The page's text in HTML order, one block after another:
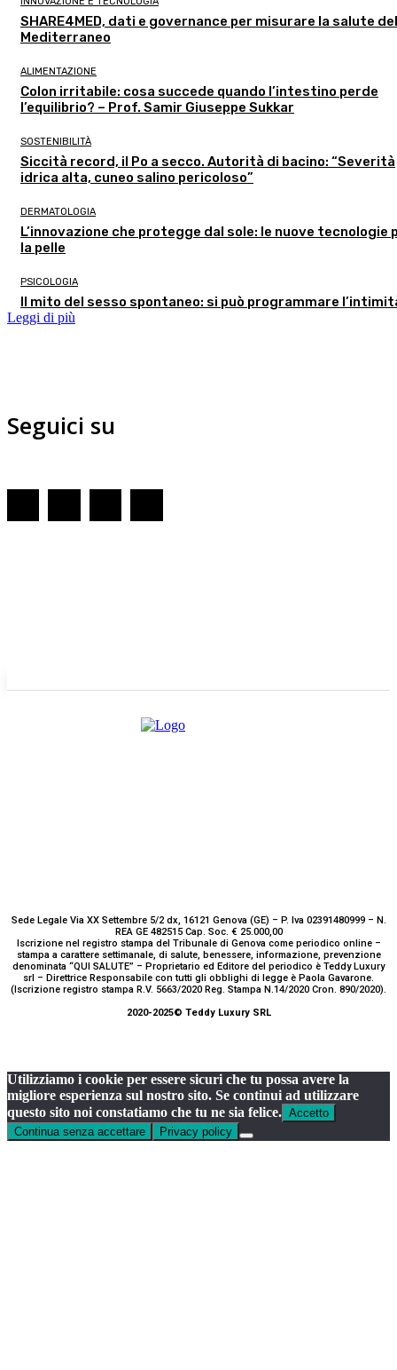
SHARE4MED, dati e governance per misurare la salute del
Mediterraneo
ALIMENTAZIONE
Colon irritabile: cosa succede quando l’intestino perde
l’equilibrio? – Prof. Samir Giuseppe Sukkar
SOSTENIBILITÀ
Siccità record, il Po a secco. Autorità di bacino: “Severità
idrica alta, cuneo salino pericoloso”
DERMATOLOGIA
L’innovazione che protegge dal sole: le nuove tecnologie
la pelle
PSICOLOGIA
Il mito del sesso spontaneo: si può programmare
Leggi di più
Seguici su
Sede Legale Via XX Settembre 5/2 dx, 16121 Genova (GE) – P. Iva 02391480999 – N.
REA GE 482515 Cap. Soc. € 25.000,00
Iscrizione nel registro stampa del Tribunale di Genova come periodico online –
stampa a carattere settimanale, di salute, benessere, informazione, prevenzione
denominata “QUI SALUTE” – Proprietario ed Editore del periodico è Teddy Luxury
srl – Direttrice Responsabile con tutti gli obblighi di legge è Paola Gavarone.
(Iscrizione registro stampa R.V. 5663/2020 Reg. Stampa N.14/2020 Cron. 890/2020).
2020-2025© Teddy Luxury SRL
Utilizziamo i cookie per essere sicuri che tu possa avere la
migliore esperienza sul nostro sito. Se continui ad utilizzare
questo sito noi constatiamo che tu ne sia felice. Accetto
Continua senza accettare
Privacy policy